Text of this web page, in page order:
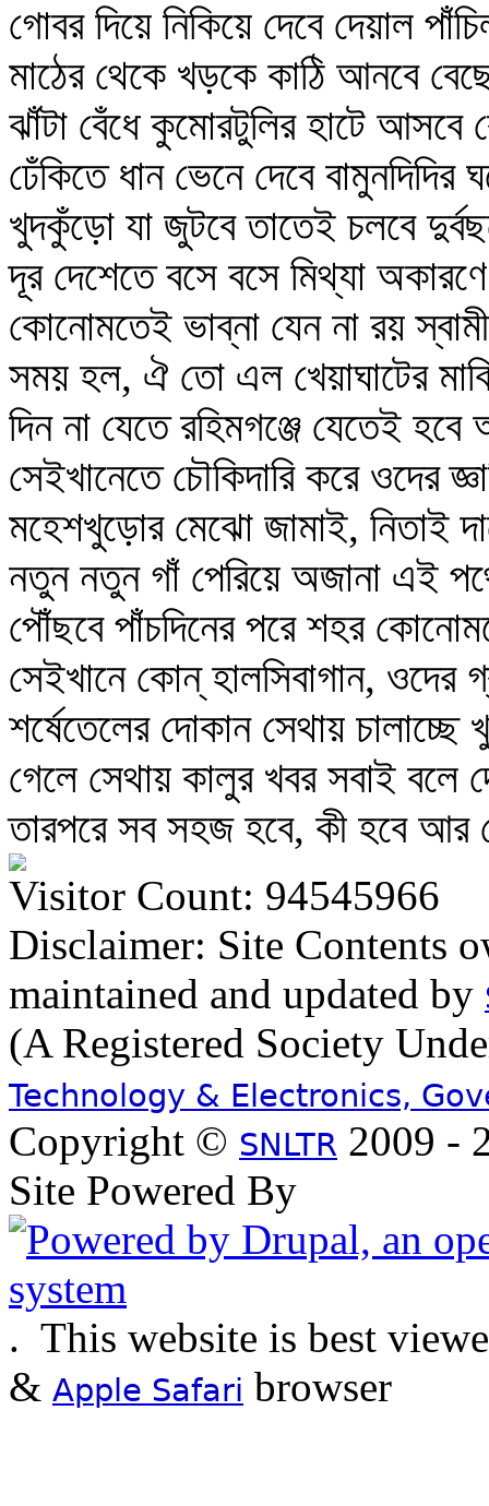
গোবর দিয়ে নিকিয়ে দেবে দেয়াল
মাঠের থেকে খড়কে কাঠি আনবে
ঝাঁটা বেঁধে কুমোরটুলির হাটে আসবে
ঢেঁকিতে ধান ভেনে দেবে বামুনদিদির
খুদকুঁড়ো যা জুটবে তাতেই চলবে
দূর দেশেতে বসে বসে মিথ্যা অকারণে
কোনোমতেই ভাব্‌না যেন না রয়
সময় হল, ঐ তো এল খেয়াঘাটের
দিন না যেতে রহিমগঞ্জে যেতেই
সেইখানেতে চৌকিদারি করে ওদের
মহেশখুড়োর মেঝো জামাই, নিতাই
নতুন নতুন গাঁ পেরিয়ে অজানা এই
পৌঁছবে পাঁচদিনের পরে শহর
সেইখানে কোন্‌ হালসিবাগান, ওদের
শর্ষেতেলের দোকান সেথায়
গেলে সেথায় কালুর খবর সবাই বলে
তারপরে সব সহজ হবে, কী হবে আর
Visitor Count: 94545966
Disclaimer: Site Contents
maintained and updated by
(A Registered Society
Technology & Electronics,
Copyright © SNLTR 2009 -
Site Powered By
. This website is best
& Apple Safari browser